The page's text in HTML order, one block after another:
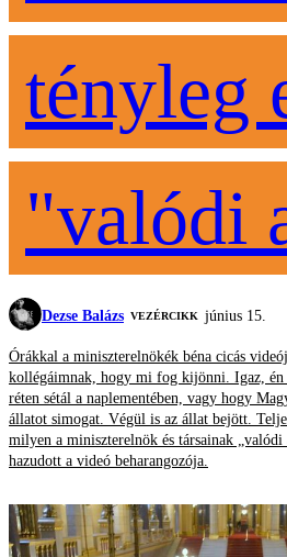
tényleg
"valódi
Dezse Balázs VEZÉRCIKK június 15.
Órákkal a miniszterelnökék béna cicás
kollégáimnak, hogy mi fog kijönni. Igaz,
réten sétál a naplementében, vagy hogy
állatot simogat. Végül is az állat bejött.
milyen a miniszterelnök és társainak „valódi
hazudott a videó beharangozója.